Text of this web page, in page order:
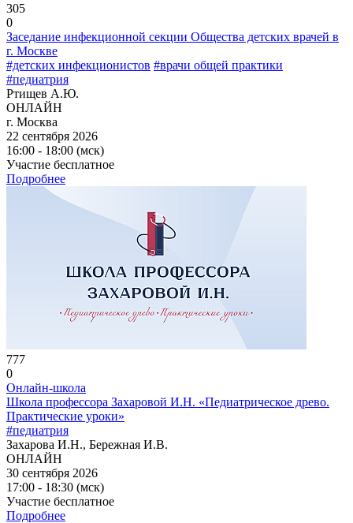
305
0
Заседание инфекционной секции Общества детских врачей в
г. Москве
#детских инфекционистов #врачи общей практики
#педиатрия
Ртищев А.Ю.
ОНЛАЙН
г. Москва
22 сентября 2026
16:00 - 18:00 (мск)
Участие бесплатное
Подробнее
777
0
Онлайн-школа
Школа профессора Захаровой И.Н. «Педиатрическое древо.
Практические уроки»
#педиатрия
Захарова И.Н., Бережная И.В.
ОНЛАЙН
30 сентября 2026
17:00 - 18:30 (мск)
Участие бесплатное
Подробнее